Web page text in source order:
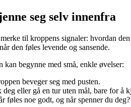
seg selv innenfra
til kroppens signaler: hvordan
den føles levende og sansende.
begynne med små, enkle øvelser:
beveger seg med pusten.
deg eller gå en tur uten mål, bare for å
føles noe godt, og når spenner du deg?